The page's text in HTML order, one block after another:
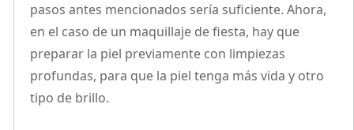
pasos antes mencionados sería suficiente. Ahora,
en el caso de un maquillaje de fiesta, hay que
preparar la piel previamente con limpiezas
profundas, para que la piel tenga más vida y otro
tipo de brillo.